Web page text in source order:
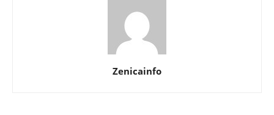
Zenicainfo